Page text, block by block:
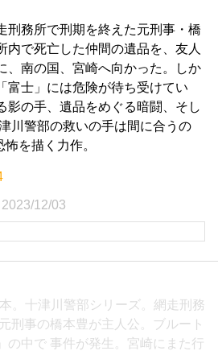
刑務所で刑期を終えた元刑事・橋
内で死亡した仲間の遺品を、友人
、南の国、宮崎へ向かった。しか
富士」には危険が待ち受けてい
影の手、遺品をめぐる暗闘、そし
川警部の救いの手は間に合うの
を描く力作。
2023/12/03
。十津川警部シリーズ。網走刑務
刑事の橋本豊が主人公。ブルート
の中で 事件が発生。宮崎にまた行